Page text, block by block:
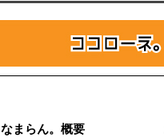
なまらん。概要